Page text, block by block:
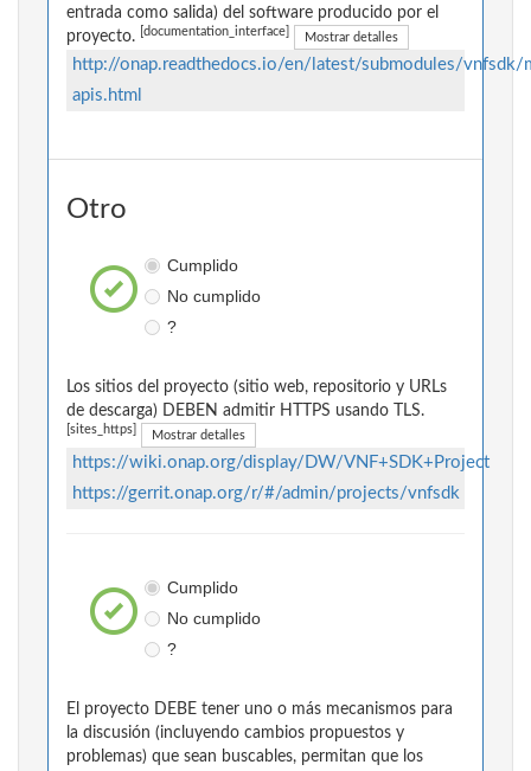
entrada como salida) del software producido por el
proyecto.
[documentation_interface] Mostrar detalles
http://onap.readthedocs.io/en/latest/submodules/
apis.html
Otro
Cumplido
No cumplido
?
Los sitios del proyecto (sitio web, repositorio y URLs
de descarga) DEBEN admitir HTTPS usando TLS.
[sites_https] Mostrar detalles
https://wiki.onap.org/display/DW/VNF+SDK+Project
https://gerrit.onap.org/r/#/admin/projects/vnfsdk
Cumplido
No cumplido
?
El proyecto DEBE tener uno o más mecanismos para
la discusión (incluyendo cambios propuestos y
problemas) que sean buscables, permitan que los